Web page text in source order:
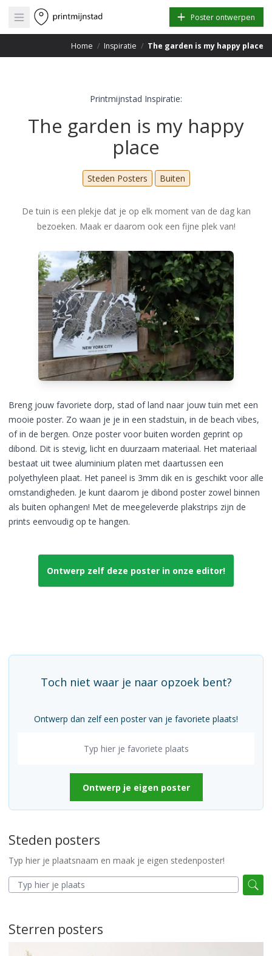
Open main menu Poster ontwerpen
Home / Inspiratie / The garden is my happy place
Printmijnstad Inspiratie:
The garden is my happy
place
Steden Posters Buiten
De tuin is een plekje dat je op elk moment van de dag kan
bezoeken. Maak er daarom ook een fijne plek van!
Breng jouw favoriete dorp, stad of land naar jouw tuin met een
mooie poster. Zo waan je je in een stadstuin, in de beach vibes,
of in de bergen. Onze poster voor buiten worden geprint op
dibond. Dit is stevig, licht en duurzaam materiaal. Het materiaal
bestaat uit twee aluminium platen met daartussen een
polyethyleen plaat. Het paneel is 3mm dik en is geschikt voor alle
omstandigheden. Je kunt daarom je dibond poster zowel binnen
als buiten ophangen! Met de meegeleverde plakstrips zijn de
prints eenvoudig op te hangen.
Ontwerp zelf deze poster in onze editor!
Toch niet waar je naar opzoek bent?
Ontwerp dan zelf een poster van je favoriete plaats!
Ontwerp je eigen poster
Steden posters
Typ hier je plaatsnaam en maak je eigen stedenposter!
Sterren posters